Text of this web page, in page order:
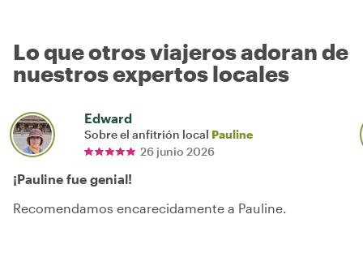
Lo que otros viajeros adoran de
nuestros expertos locales
Edward
Sobre el anfitrión local Pauline
26 junio 2026
¡Pauline fue genial!
Recomendamos encarecidamente a Pauline.